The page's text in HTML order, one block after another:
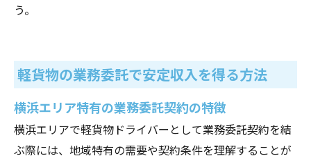
う。
軽貨物の業務委託で安定収入を得る方法
横浜エリア特有の業務委託契約の特徴
横浜エリアで軽貨物ドライバーとして業務委託契約を結
ぶ際には、地域特有の需要や契約条件を理解することが